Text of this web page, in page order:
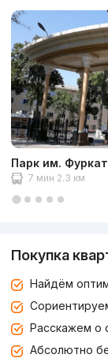
Парк им.
7 мин 2.3 км
Покупка
Найдём
Расскажем о
Абсолютно